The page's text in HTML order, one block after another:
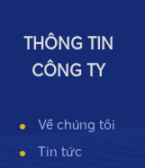
THÔNG TIN
CÔNG TY
Về chúng tôi
Tin tức